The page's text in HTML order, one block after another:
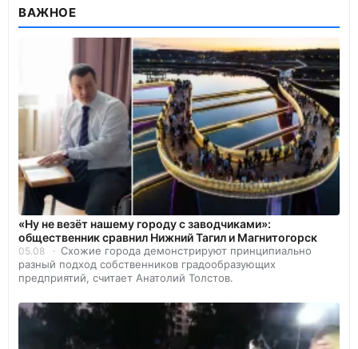
ВАЖНОЕ
«Ну не везёт нашему городу с заводчиками»:
общественник сравнил Нижний Тагил и Магнитогорск
05.08
Схожие города демонстрируют принципиально
разный подход собственников градообразующих
предприятий, считает Анатолий Толстов.